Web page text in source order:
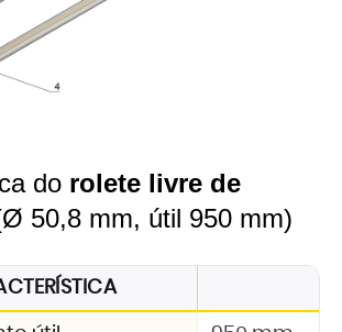
do rolete livre de
50,8 mm, útil 950 mm)